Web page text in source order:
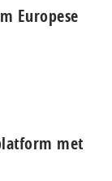
Europese
met